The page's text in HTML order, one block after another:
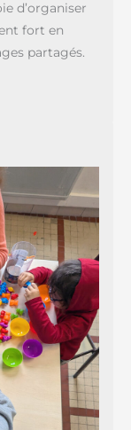
d’organiser
fort en
partagés.